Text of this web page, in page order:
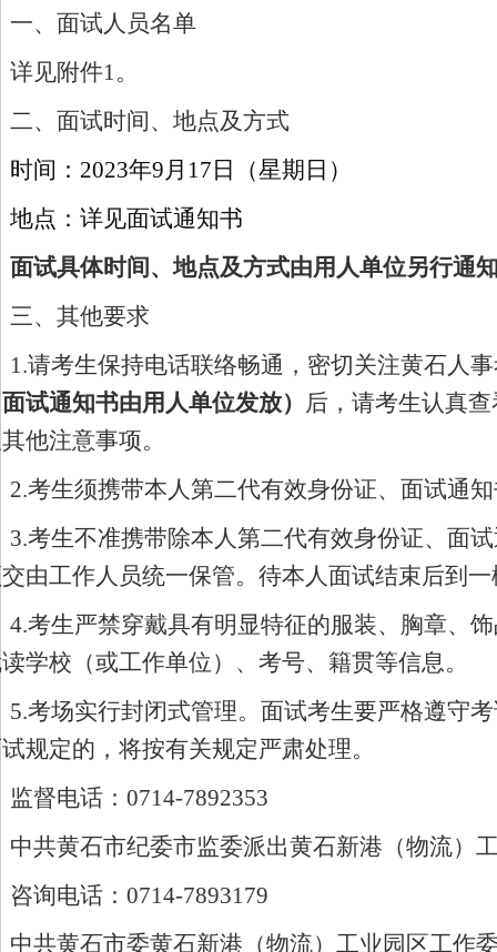
一、 面试人员名单
详见附件1。
二、面试时间、地点及方式
时间： 2023年9月 17 日（星期日）
地点： 详见面试通知书
面试具体时间、地点及方式由用人单位另行通
三、其他要求
1.请考生保持电话联络畅通，密切关注黄石人
试通知书由用人单位发放） 后，请考生认真
他注意事项。
2.考生须携带本人第二代有效身份证、面试通
3.考生不准携带除本人第二代有效身份证、面
由工作人员统一保管。待本人面试结束后到
4.考生严禁穿戴具有明显特征的服装、胸章、
学校（或工作单位）、考号、籍贯等信息。
5.考场实行封闭式管理。面试考生要严格遵守
规定的，将按有关规定严肃处理。
监督电话： 0714-7892353
中共黄石市纪委市监委派出黄石新港（物流）
咨询电话： 0714-7893179
中共黄石市委黄石新港（物流）工业园区工作